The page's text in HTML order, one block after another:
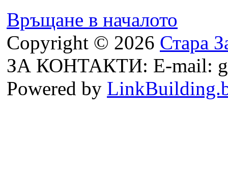
Връщане в началото
Copyright © 2026 Стара
ЗА КОНТАКТИ: E-mail:
Powered by